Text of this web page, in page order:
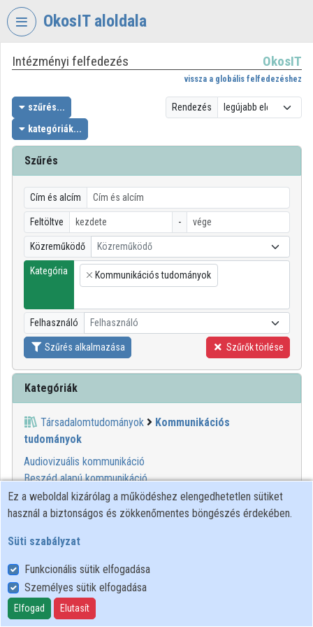
Fejléc kihagyása
OkosIT aloldala
VIDEOTORIUM
OKOSIT
Intézményi kezdőlap
Bejelentkezés
Intézményi felfedezés
Kategóriák
Intézményi listák
Intézmények
Közreműködők
Intézményi felfedezés OkosIT
vissza a globális felfedezéshez
szűrés...
kategóriák...
Rendezés
Szűrés
Cím és alcím
Feltöltve -
Közreműködő Közreműködő
Kategória
×
Kommunikációs tudományok
Felhasználó Felhasználó
Szűrés alkalmazása Szűrők törlése
Kategóriák
Társadalomtudományok
Kommunikációs
tudományok
Audiovizuális kommunikáció
Beszéd alapú kommunikáció
Grafikus kommunikáció
Kiadványkészítés
Médiatanulmányok
On-line információs szolgáltatások
Tudományos kommunikáció
Üzleti-vállalati kommunikáció
Ez a weboldal kizárólag a működéshez elengedhetetlen sütiket
használ a biztonságos és zökkenőmentes böngészés érdekében.
Süti szabályzat
Funkcionális sütik elfogadása
Személyes sütik elfogadása
Elfogad Elutasít